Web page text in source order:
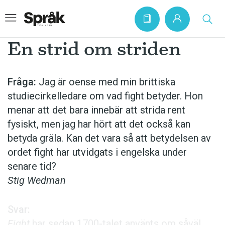
Hem
Artiklar
Krönikor
Språkfrågor
Skrivtips
Bokrecensioner
En strid om striden
Fråga: Jag är oense med min brittiska
studiecirkelledare om vad fight betyder. Hon
menar att det bara innebär att strida rent
fysiskt, men jag har hört att det också kan
betyda gräla. Kan det vara så att betydelsen av
ordet fight har utvidgats i engelska under
senare tid?
Stig Wedman